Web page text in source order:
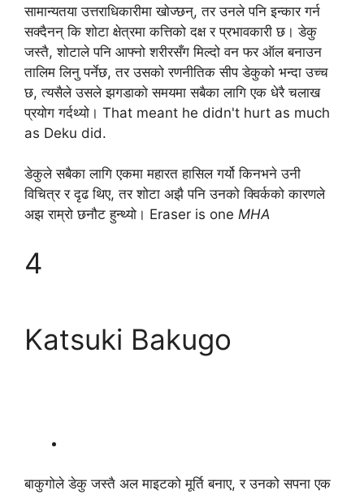
सामान्यतया उत्तराधिकारीमा खोज्छन्, तर उनले पनि इन्कार गर्न
सक्दैनन् कि शोटा क्षेत्रमा कत्तिको दक्ष र प्रभावकारी छ। डेकु
जस्तै, शोटाले पनि आफ्नो शरीरसँग मिल्दो वन फर ऑल बनाउन
तालिम लिनु पर्नेछ, तर उसको रणनीतिक सीप डेकुको भन्दा उच्च
छ, त्यसैले उसले झगडाको समयमा सबैका लागि एक धेरै चलाख
प्रयोग गर्दथ्यो। That meant he didn't hurt as much
as Deku did.
डेकुले सबैका लागि एकमा महारत हासिल गर्यो किनभने उनी
विचित्र र दृढ थिए, तर शोटा अझै पनि उनको क्विर्कको कारणले
अझ राम्रो छनौट हुन्थ्यो। Eraser is one MHA
4
Katsuki Bakugo
बाकुगोले डेकु जस्तै अल माइटको मूर्ति बनाए, र उनको सपना एक